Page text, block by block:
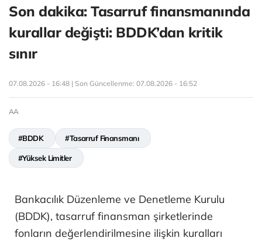
Son dakika: Tasarruf finansmanında
kurallar değişti: BDDK’dan kritik
sınır
07.08.2026 - 16:48 | Son Güncellenme: 07.08.2026 - 16:52
AA
#BDDK #Tasarruf Finansmanı
#Yüksek Limitler
Bankacılık Düzenleme ve Denetleme Kurulu
(BDDK), tasarruf finansman şirketlerinde
fonların değerlendirilmesine ilişkin kuralları